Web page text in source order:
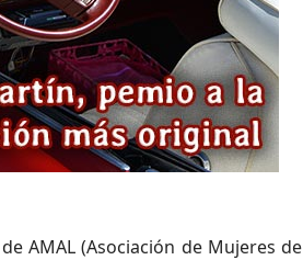
AMAL (Asociación de Mujeres de